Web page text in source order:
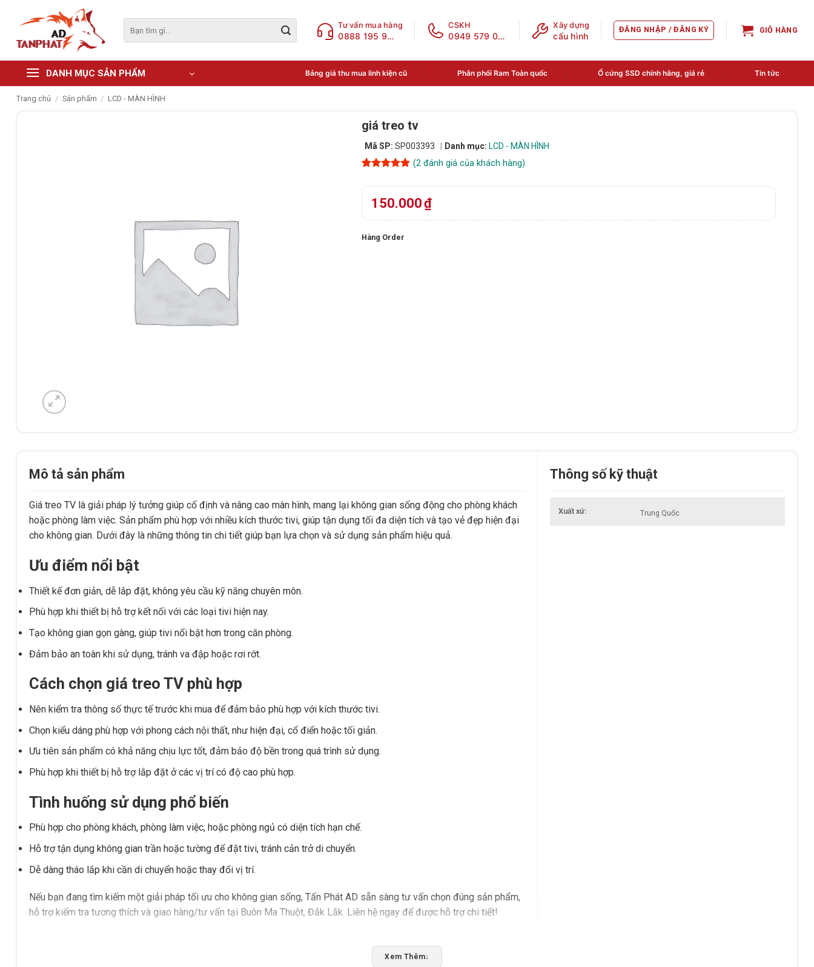
content
kiếm:
Tư vấn mua hàng
0888 195 969
CSKH
0949 579 078
Xây dựng
cấu hình
ĐĂNG NHẬP / ĐĂNG KÝ GIỎ HÀNG
DANH MỤC SẢN PHẨM Bảng giá thu mua linh kiện cũ Phân phối Ram Toàn quốc Ổ cứng SSD chính hãng, giá rẻ Tin tức
Trang chủ / Sản phẩm / LCD - MÀN HÌNH
giá treo tv
Mã SP: SP003393 Danh mục: LCD - MÀN HÌNH
dựa trên
đánh giá
(2 đánh giá của khách hàng)
150.000₫
Hàng Order
Mô tả sản phẩm
Giá treo TV là giải pháp lý tưởng giúp cố định và nâng cao màn hình, mang lại không gian sống động cho phòng khách
hoặc phòng làm việc. Sản phẩm phù hợp với nhiều kích thước tivi, giúp tận dụng tối đa diện tích và tạo vẻ đẹp hiện đại
cho không gian. Dưới đây là những thông tin chi tiết giúp bạn lựa chọn và sử dụng sản phẩm hiệu quả.
Ưu điểm nổi bật
Thiết kế đơn giản, dễ lắp đặt, không yêu cầu kỹ năng chuyên môn.
Phù hợp khi thiết bị hỗ trợ kết nối với các loại tivi hiện nay.
Tạo không gian gọn gàng, giúp tivi nổi bật hơn trong căn phòng.
Đảm bảo an toàn khi sử dụng, tránh va đập hoặc rơi rớt.
Cách chọn giá treo TV phù hợp
Nên kiểm tra thông số thực tế trước khi mua để đảm bảo phù hợp với kích thước tivi.
Chọn kiểu dáng phù hợp với phong cách nội thất, như hiện đại, cổ điển hoặc tối giản.
Ưu tiên sản phẩm có khả năng chịu lực tốt, đảm bảo độ bền trong quá trình sử dụng.
Phù hợp khi thiết bị hỗ trợ lắp đặt ở các vị trí có độ cao phù hợp.
Tình huống sử dụng phổ biến
Phù hợp cho phòng khách, phòng làm việc, hoặc phòng ngủ có diện tích hạn chế.
Hỗ trợ tận dụng không gian trần hoặc tường để đặt tivi, tránh cản trở di chuyển.
Dễ dàng tháo lắp khi cần di chuyển hoặc thay đổi vị trí.
Nếu bạn đang tìm kiếm một giải pháp tối ưu cho không gian sống, Tấn Phát AD sẵn sàng tư vấn chọn đúng sản phẩm,
hỗ trợ kiểm tra tương thích và giao hàng/tư vấn tại Buôn Ma Thuột, Đắk Lắk. Liên hệ ngay để được hỗ trợ chi tiết!
Rate this product
Thông số kỹ thuật
Xuất xứ Trung Quốc
Xem Thêm↓